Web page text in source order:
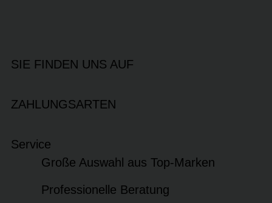
SIE FINDEN UNS AUF
ZAHLUNGSARTEN
Service
Große Auswahl aus Top-Marken
Professionelle Beratung